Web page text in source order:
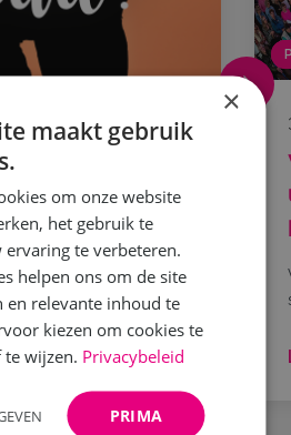
gezicht
met je moeder, oma,
×
maakt gebruik
om onze website
het gebruik te
ervaring te verbeteren.
helpen ons om de site
en relevante inhoud te
kiezen om cookies te
te wijzen. Privacybeleid
PRIMA